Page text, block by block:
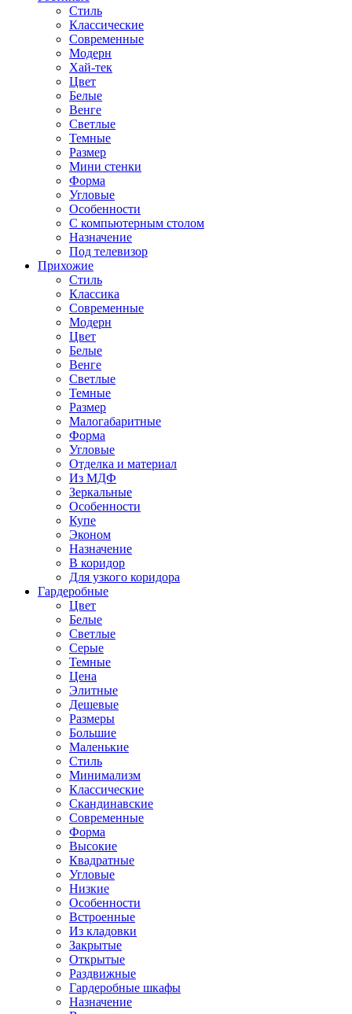
Стиль
Классические
Современные
Модерн
Хай-тек
Цвет
Белые
Венге
Светлые
Темные
Размер
Мини стенки
Форма
Угловые
Особенности
С компьютерным столом
Назначение
Под телевизор
Прихожие
Стиль
Классика
Современные
Модерн
Цвет
Белые
Венге
Светлые
Темные
Размер
Малогабаритные
Форма
Угловые
Отделка и материал
Из МДФ
Зеркальные
Особенности
Купе
Эконом
Назначение
В коридор
Для узкого коридора
Гардеробные
Цвет
Белые
Светлые
Серые
Темные
Цена
Элитные
Дешевые
Размеры
Большие
Маленькие
Стиль
Минимализм
Классические
Скандинавские
Современные
Форма
Высокие
Квадратные
Угловые
Низкие
Особенности
Встроенные
Из кладовки
Закрытые
Открытые
Раздвижные
Гардеробные шкафы
Назначение